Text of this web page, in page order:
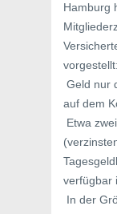
Hamburg
vorgestellt:
 Geld
auf dem
 Etwa
verfügbar
 In der